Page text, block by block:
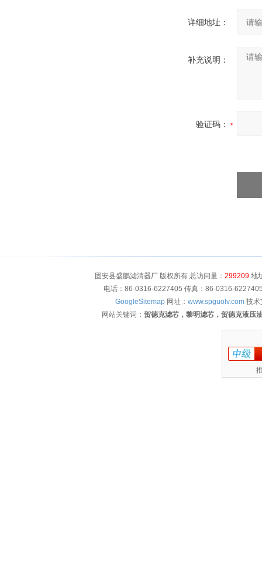
详细地址：
补充说明：
验证码：
固安县盛鹏滤清器厂 版权所有 总访问量： 299209地
电话：86-0316-6227405 传真：86-0316-
GoogleSitemap 网址： www.spguolv.com 技术
网站关键词： 贺德克滤芯，黎明滤芯，贺德克液压